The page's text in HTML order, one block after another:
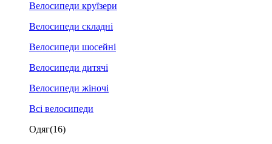
Велосипеди круїзери
Велосипеди складні
Велосипеди шосейні
Велосипеди дитячі
Велосипеди жіночі
Всі велосипеди
Одяг(16)